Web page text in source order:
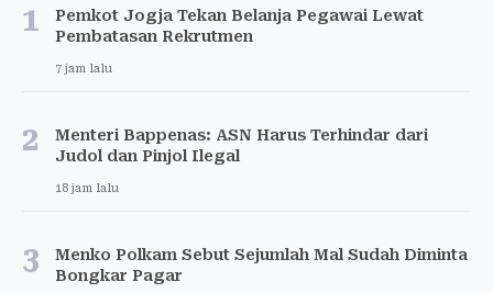
1
Pemkot Jogja Tekan Belanja Pegawai Lewat
Pembatasan Rekrutmen
7 jam lalu
2
Menteri Bappenas: ASN Harus Terhindar dari
Judol dan Pinjol Ilegal
18 jam lalu
3
Menko Polkam Sebut Sejumlah Mal Sudah Diminta
Bongkar Pagar